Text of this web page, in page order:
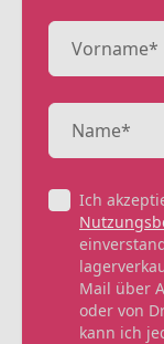
Ich
Mail über
oder von
kann ich